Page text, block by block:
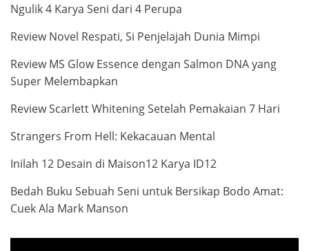
Ngulik 4 Karya Seni dari 4 Perupa
Review Novel Respati, Si Penjelajah Dunia Mimpi
Review MS Glow Essence dengan Salmon DNA yang
Super Melembapkan
Review Scarlett Whitening Setelah Pemakaian 7 Hari
Strangers From Hell: Kekacauan Mental
Inilah 12 Desain di Maison12 Karya ID12
Bedah Buku Sebuah Seni untuk Bersikap Bodo Amat:
Cuek Ala Mark Manson